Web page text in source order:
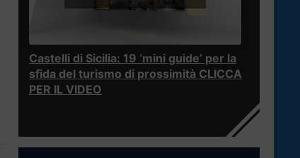
Castelli di Sicilia: 19 ‘mini guide’ per la
sfida del turismo di prossimità CLICCA
PER IL VIDEO